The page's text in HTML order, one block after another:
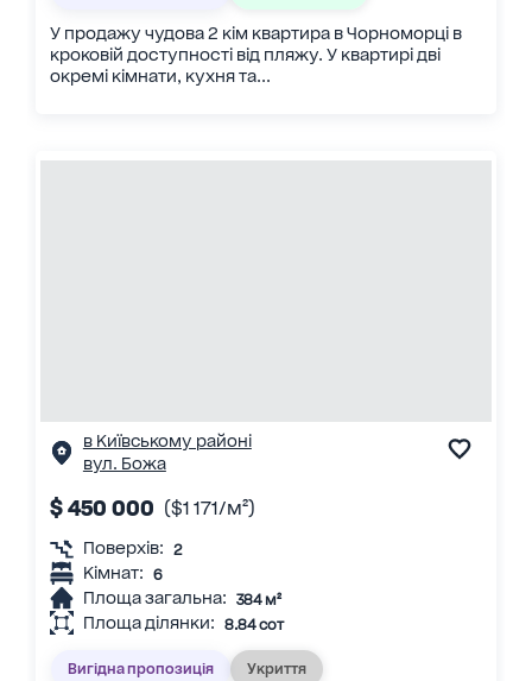
У продажу чудова 2 кім квартира в Чорноморці в
кроковій доступності від пляжу. У квартирі дві
окремі кімнати, кухня та...
в Київському районі
вул. Божа
$ 450 000 ($1 171/м²)
Поверхів: 2
Кімнат: 6
Площа загальна: 384 м²
Площа ділянки: 8.84 сот
Вигідна пропозиція Укриття